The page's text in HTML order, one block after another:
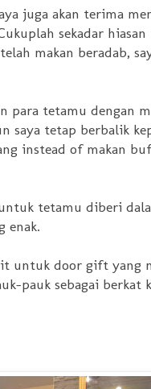
juga akan terima
sekadar
makan beradab,
para tetamu dengan
saya tetap berbalik
instead of makan
tetamu diberi
enak.
untuk door gift yang
pauk sebagai berkat